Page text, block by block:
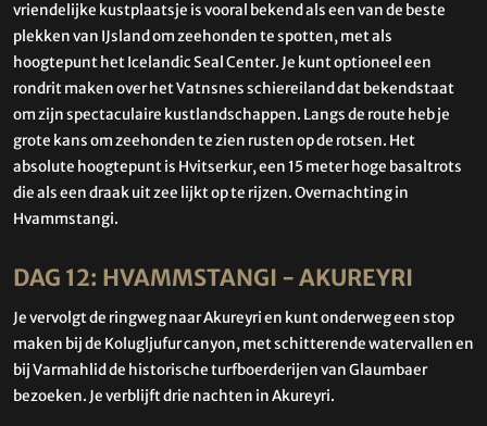
vriendelijke kustplaatsje is vooral bekend als een van de beste
plekken van IJsland om zeehonden te spotten, met als
hoogtepunt hetIcelandic Seal Center. Je kunt optioneel een
rondrit maken over hetVatnsnesschiereiland dat bekendstaat
om zijn spectaculaire kustlandschappen. Langs de route heb je
grote kans om zeehonden te zien rusten op de rotsen. Het
absolute hoogtepunt is Hvitserkur, een 15 meter hoge basaltrots
die als een draak uit zee lijkt op te rijzen. Overnachting in
Hvammstangi.
DAG 12: HVAMMSTANGI - AKUREYRI
Je vervolgt de ringweg naar Akureyri en kunt onderweg een stop
maken bij de Kolugljufur canyon, met schitterende watervallen en
bij Varmahlid de historische turfboerderijen van Glaumbaer
bezoeken. Je verblijft drie nachten in Akureyri.